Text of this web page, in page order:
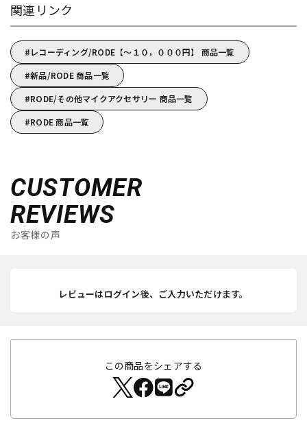
関連リンク
レコーディング/RODE【～１０，０００円】 商品一覧
新品/RODE 商品一覧
RODE/その他マイクアクセサリー 商品一覧
RODE 商品一覧
CUSTOMER
REVIEWS
お客様の声
レビューはログイン後、ご入力いただけます。
この商品をシェアする